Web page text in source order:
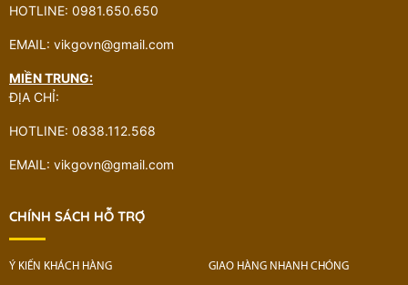
HOTLINE: 0981.650.650
EMAIL: vikgovn@gmail.com
MIỀN TRUNG:
ĐỊA CHỈ:
HOTLINE: 0838.112.568
EMAIL: vikgovn@gmail.com
CHÍNH SÁCH HỖ TRỢ
Ý KIẾN KHÁCH HÀNG GIAO HÀNG NHANH CHÓNG